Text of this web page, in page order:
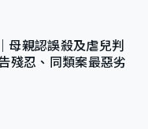
母親認誤殺及虐兒判
殘忍、同類案最惡劣